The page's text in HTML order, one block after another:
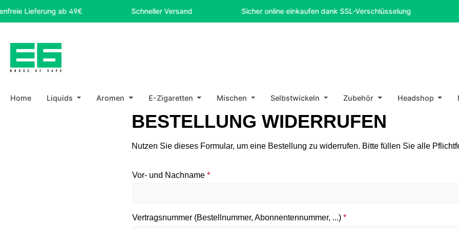
Hauptinhalt springen
Zur Suche springen
Zur Hauptnavigation springen
Lieferung ab 49€ Schneller Versand Sicher online einkaufen dank SSL-Verschlüsselung
Home Liquids Aromen E-Zigaretten Mischen Selbstwickeln Zubehör Headshop
BESTELLUNG WIDERRUFEN
Nutzen Sie dieses Formular, um eine Bestellung zu widerrufen. Bitte füllen Sie alle
Vor- und Nachname*
Vertragsnummer (Bestellnummer, Abonnentennummer, ...)*